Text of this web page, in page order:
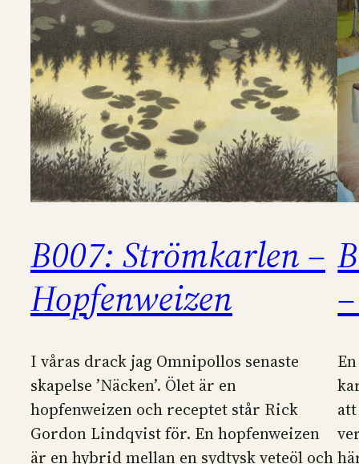
B007: Strömkarlen –
Hopfenweizen
I våras drack jag Omnipollos senaste
skapelse ’Näcken’. Ölet är en
hopfenweizen och receptet står Rick
Gordon Lindqvist för. En hopfenweizen
är en hybrid mellan en sydtysk veteöl och